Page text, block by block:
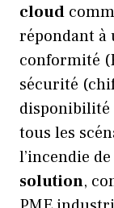
cloud
répondant à
conformité
sécurité
disponibilité
tous les
l’incendie
solution,